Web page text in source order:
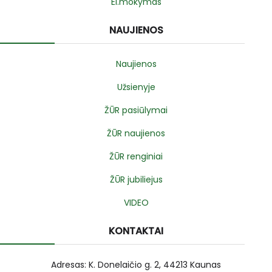
NAUJIENOS
Naujienos
Užsienyje
ŽŪR pasiūlymai
ŽŪR naujienos
ŽŪR renginiai
ŽŪR jubiliejus
VIDEO
KONTAKTAI
Adresas: K. Donelaičio g. 2, 44213 Kaunas